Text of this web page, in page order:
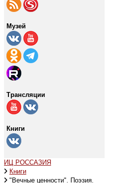
Музей
Трансляции
Книги
ИЦ РОССАЗИЯ
Книги
"Вечные ценности". Поэзия.